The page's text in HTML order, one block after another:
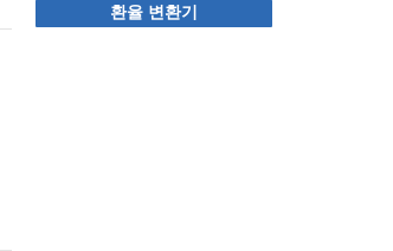
환율 변환기